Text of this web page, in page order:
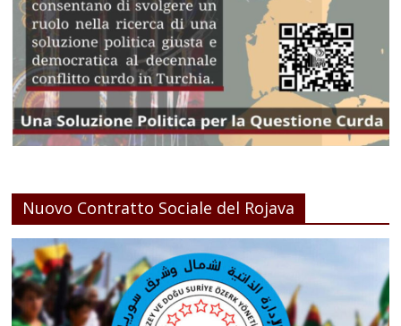
Nuovo Contratto Sociale del Rojava